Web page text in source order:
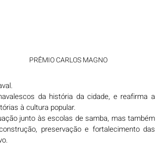
PRÊMIO CARLOS MAGNO
da história da cidade, e reafirma a
à cultura popular.
junto às escolas de samba, mas também
preservação e fortalecimento das